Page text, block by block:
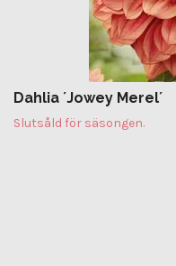
Dahlia ´Jowey Merel´
Slutsåld för säsongen.